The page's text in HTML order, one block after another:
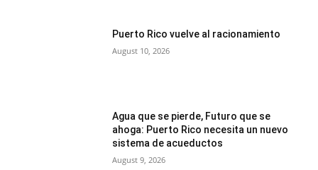
Puerto Rico vuelve al racionamiento
August 10, 2026
Agua que se pierde, Futuro que se
ahoga: Puerto Rico necesita un nuevo
sistema de acueductos
August 9, 2026